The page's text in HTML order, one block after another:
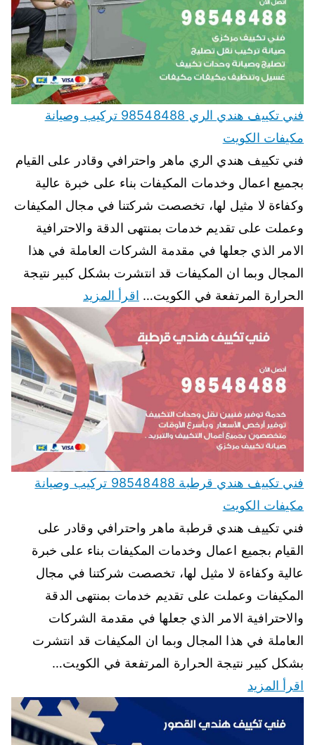
فني تكييف هندي الري 98548488 تركيب وصيانة
مكيفات الكويت
فني تكييف هندي الري ماهر واحترافي وقادر على القيام
بجميع اعمال وخدمات المكيفات بناء على خبرة عالية
وكفاءة لا مثيل لها، تخصصت شركتنا في مجال المكيفات
وعملت على تقديم خدمات بمنتهى الدقة والاحترافية
الامر الذي جعلها في مقدمة الشركات العاملة في هذا
المجال وبما ان المكيفات قد انتشرت بشكل كبير نتيجة
الحرارة المرتفعة في الكويت… اقرأ المزيد
فني تكييف هندي قرطبة 98548488 تركيب وصيانة
مكيفات الكويت
فني تكييف هندي قرطبة ماهر واحترافي وقادر على
القيام بجميع اعمال وخدمات المكيفات بناء على خبرة
عالية وكفاءة لا مثيل لها، تخصصت شركتنا في مجال
المكيفات وعملت على تقديم خدمات بمنتهى الدقة
والاحترافية الامر الذي جعلها في مقدمة الشركات
العاملة في هذا المجال وبما ان المكيفات قد انتشرت
بشكل كبير نتيجة الحرارة المرتفعة في الكويت…
اقرأ المزيد